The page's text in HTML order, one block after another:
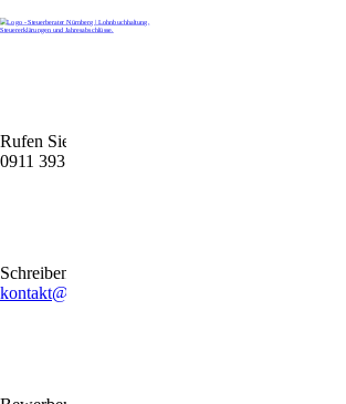
Rufen Sie uns gerne an
0911 39372790
Schreiben Sie uns gerne eine E-Mail
kontakt@stb-becker-zeiler.de